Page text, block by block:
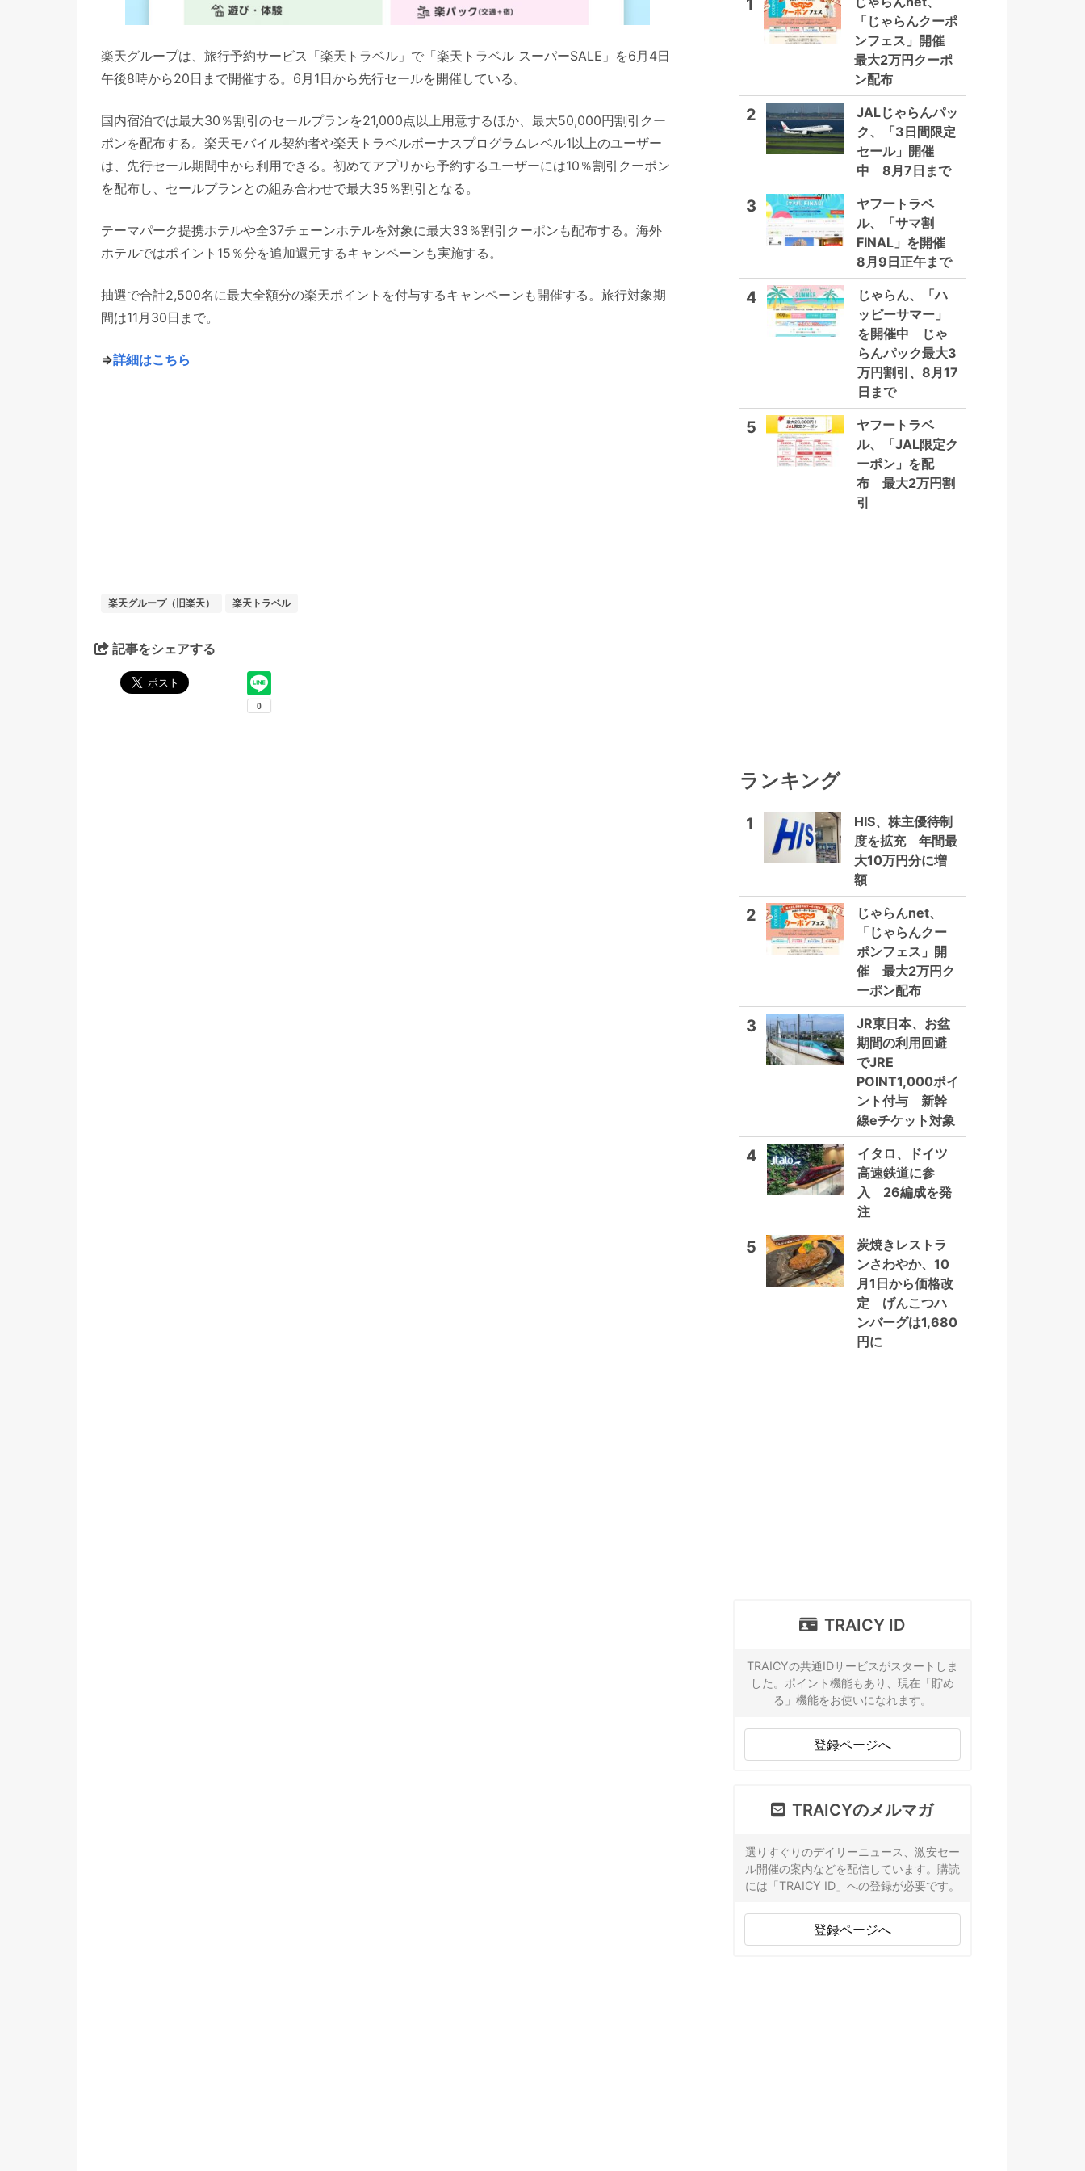
楽天グループは、旅行予約サービス「楽天トラベル」で「楽天トラベル スーパーSALE」を6月4日
午後8時から20日まで開催する。6月1日から先行セールを開催している。
国内宿泊では最大30％割引のセールプランを21,000点以上用意するほか、最大50,000円割引クー
ポンを配布する。楽天モバイル契約者や楽天トラベルボーナスプログラムレベル1以上のユーザー
は、先行セール期間中から利用できる。初めてアプリから予約するユーザーには10％割引クーポン
を配布し、セールプランとの組み合わせで最大35％割引となる。
テーマパーク提携ホテルや全37チェーンホテルを対象に最大33％割引クーポンも配布する。海外
ホテルではポイント15％分を追加還元するキャンペーンも実施する。
抽選で合計2,500名に最大全額分の楽天ポイントを付与するキャンペーンも開催する。旅行対象期
間は11月30日まで。
⇒詳細はこちら
楽天グループ（旧楽天） 楽天トラベル
記事をシェアする
1
「じゃらんクーポ
ンフェス」開催
最大2万円クーポ
ン配布
2
JALじゃらんパッ
ク、「3日間限定
セール」開催
中 8月7日まで
3
ヤフートラベ
ル、「サマ割
FINAL」を開催
8月9日正午まで
4
じゃらん、「ハ
ッピーサマー」
を開催中 じゃ
らんパック最大3
万円割引、8月17
日まで
5
ヤフートラベ
ル、「JAL限定ク
ーポン」を配
布 最大2万円割
引
ランキング
1
HIS、株主優待制
度を拡充 年間最
大10万円分に増
額
2
じゃらんnet、
「じゃらんクー
ポンフェス」開
催 最大2万円ク
ーポン配布
3
JR東日本、お盆
期間の利用回避
でJRE
POINT1,000ポイ
ント付与 新幹
線eチケット対象
4
イタロ、ドイツ
高速鉄道に参
入 26編成を発
注
5
炭焼きレストラ
ンさわやか、10
月1日から価格改
定 げんこつハ
ンバーグは1,680
円に
TRAICY ID
TRAICYの共通IDサービスがスタートしま
した。ポイント機能もあり、現在「貯め
る」機能をお使いになれます。
登録ページへ
TRAICYのメルマガ
選りすぐりのデイリーニュース、激安セー
ル開催の案内などを配信しています。購読
には「TRAICY ID」への登録が必要です。
登録ページへ